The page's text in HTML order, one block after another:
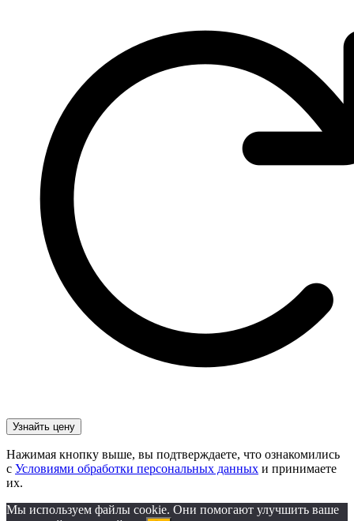
Нажимая кнопку выше, вы подтверждаете, что ознакомились
с Условиями обработки персональных данных и принимаете
их.
Мы используем файлы cookie. Они помогают улучшить ваше